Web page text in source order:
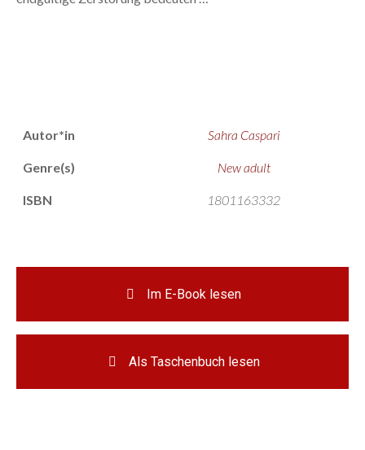
Autor*in Sahra Caspari
Genre(s) New adult
ISBN 1801163332
Im E-Book lesen
Als Taschenbuch lesen